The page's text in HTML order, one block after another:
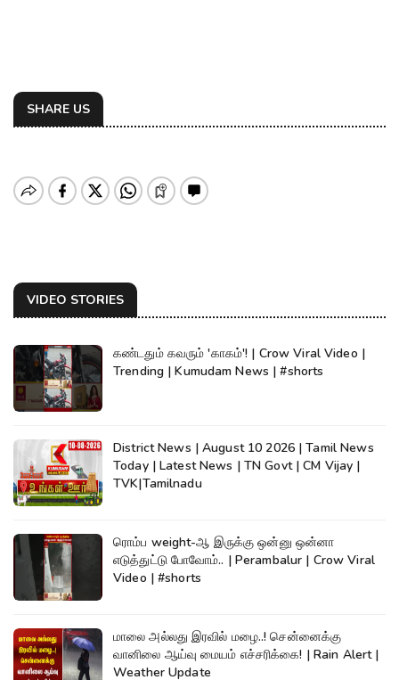
SHARE US
VIDEO STORIES
கண்டதும் கவரும் 'காகம்'! | Crow Viral Video |
Trending | Kumudam News | #shorts
District News | August 10 2026 | Tamil News
Today | Latest News | TN Govt | CM Vijay |
TVK|Tamilnadu
ரொம்ப weight-ஆ இருக்கு ஒன்னு ஒன்னா
எடுத்துட்டு போவோம்.. | Perambalur | Crow Viral
Video | #shorts
மாலை அல்லது இரவில் மழை..! சென்னைக்கு
வானிலை ஆய்வு மையம் எச்சரிக்கை! | Rain Alert |
Weather Update